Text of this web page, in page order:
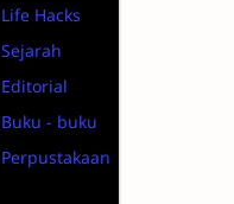
Life Hacks
Sejarah
Editorial
Buku - buku
Perpustakaan